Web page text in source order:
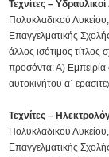
Τεχνίτες –
Πολυκλαδικού
Επαγγελματικής
άλλος ισότιμος
προσόντα: Α) Εμπειρία
αυτοκινήτου α΄
Τεχνίτες –
Πολυκλαδικού
Επαγγελματικής